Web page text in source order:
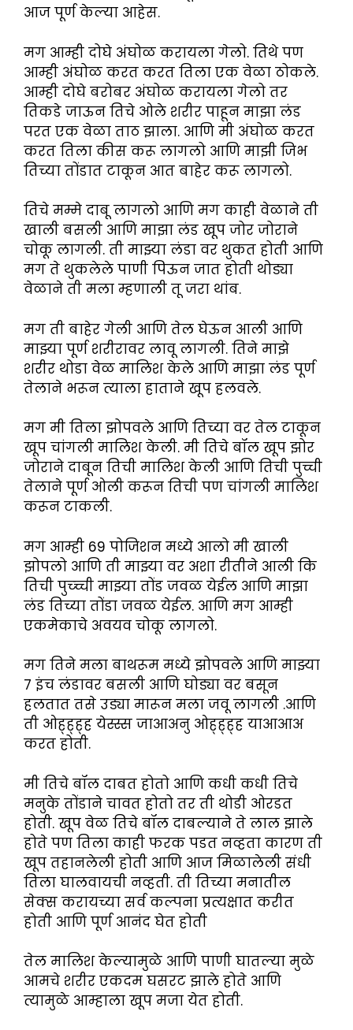
आज पूर्ण केल्या आहेस.
मग आम्ही दोघे अंघोळ करायला गेलो. तिथे पण
आम्ही अंघोळ करत करत तिला एक वेळा ठोकले.
आम्ही दोघे बरोबर अंघोळ करायला गेलो तर
तिकडे जाऊन तिचे ओले शरीर पाहून माझा लंड
परत एक वेळा ताठ झाला. आणि मी अंघोळ करत
करत तिला कीस करू लागलो आणि माझी जिभ
तिच्या तोंडात टाकून आत बाहेर करू लागलो.
तिचे मम्मे दाबू लागलो आणि मग काही वेळाने ती
खाली बसली आणि माझा लंड खूप जोर जोराने
चोकू लागली. ती माझ्या लंडा वर थुकत होती आणि
मग ते थुकलेले पाणी पिऊन जात होती थोड्या
वेळाने ती मला म्हणाली तू जरा थांब.
मग ती बाहेर गेली आणि तेल घेऊन आली आणि
माझ्या पूर्ण शरीरावर लावू लागली. तिने माझे
शरीर थोडा वेळ मालिश केले आणि माझा लंड पूर्ण
तेलाने भरून त्याला हाताने खूप हलवले.
मग मी तिला झोपवले आणि तिच्या वर तेल टाकून
खूप चांगली मालिश केली. मी तिचे बॉल खूप झोर
जोराने दाबून तिची मालिश केली आणि तिची पुच्ची
तेलाने पूर्ण ओली करून तिची पण चांगली मालिश
करून टाकली.
मग आम्ही 69 पोजिशन मध्ये आलो मी खाली
झोपलो आणि ती माझ्या वर अशा रीतीने आली कि
तिची पुच्च्ची माझ्या तोंड जवळ येईल आणि माझा
लंड तिच्या तोंडा जवळ येईल. आणि मग आम्ही
एकमेकाचे अवयव चोकू लागलो.
मग तिने मला बाथरूम मध्ये झोपवले आणि माझ्या
७ इंच लंडावर बसली आणि घोड्या वर बसून
हलतात तसे उड्या मारून मला जवू लागली .आणि
ती ओह्ह्ह्ह येस्स्स जाआअनु ओह्ह्ह्ह याआआअ
करत होती.
मी तिचे बॉल दाबत होतो आणि कधी कधी तिचे
मनुके तोंडाने चावत होतो तर ती थोडी ओरडत
होती. खूप वेळ तिचे बॉल दाबल्याने ते लाल झाले
होते पण तिला काही फरक पडत नव्हता कारण ती
खूप तहानलेली होती आणि आज मिळालेली संधी
तिला घालवायची नव्हती. ती तिच्या मनातील
सेक्स करायच्या सर्व कल्पना प्रत्यक्षात करीत
होती आणि पूर्ण आनंद घेत होती
तेल मालिश केल्यामुळे आणि पाणी घातल्या मुळे
आमचे शरीर एकदम घसरट झाले होते आणि
त्यामुळे आम्हाला खूप मजा येत होती.